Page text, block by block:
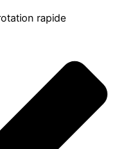
rapide